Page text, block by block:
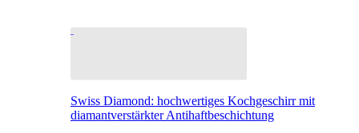
Swiss Diamond: hochwertiges Kochgeschirr mit
diamantverstärkter Antihaftbeschichtung